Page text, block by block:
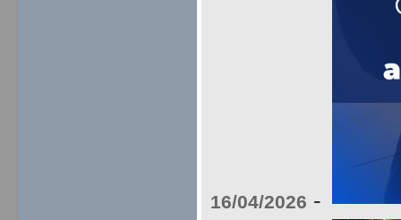
16/04/2026 -